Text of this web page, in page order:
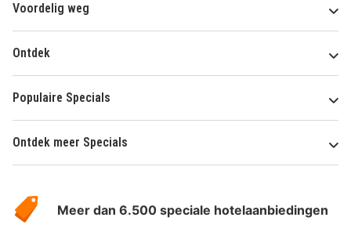
Voordelig weg
Ontdek
Populaire Specials
Ontdek meer Specials
HotelSpecials
Meer dan 6.500 speciale hotelaanbiedingen